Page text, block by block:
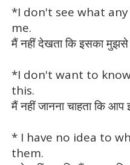
*I don't see what
me.
मैं नहीं देखता कि इसका मुझसे
*I don't want to
this.
मैं नहीं जानना चाहता कि आप
* I have no idea to
them.